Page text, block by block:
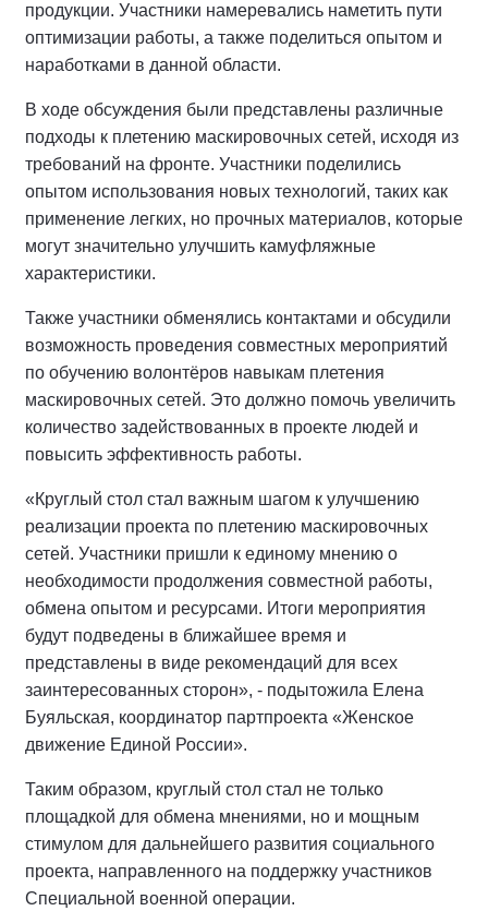
продукции. Участники намеревались наметить пути
оптимизации работы, а также поделиться опытом и
наработками в данной области.
В ходе обсуждения были представлены различные
подходы к плетению маскировочных сетей, исходя из
требований на фронте. Участники поделились
опытом использования новых технологий, таких как
применение легких, но прочных материалов, которые
могут значительно улучшить камуфляжные
характеристики.
Также участники обменялись контактами и обсудили
возможность проведения совместных мероприятий
по обучению волонтёров навыкам плетения
маскировочных сетей. Это должно помочь увеличить
количество задействованных в проекте людей и
повысить эффективность работы.
«Круглый стол стал важным шагом к улучшению
реализации проекта по плетению маскировочных
сетей. Участники пришли к единому мнению о
необходимости продолжения совместной работы,
обмена опытом и ресурсами. Итоги мероприятия
будут подведены в ближайшее время и
представлены в виде рекомендаций для всех
заинтересованных сторон», - подытожила Елена
Буяльская, координатор партпроекта «Женское
движение Единой России».
Таким образом, круглый стол стал не только
площадкой для обмена мнениями, но и мощным
стимулом для дальнейшего развития социального
проекта, направленного на поддержку участников
Специальной военной операции.